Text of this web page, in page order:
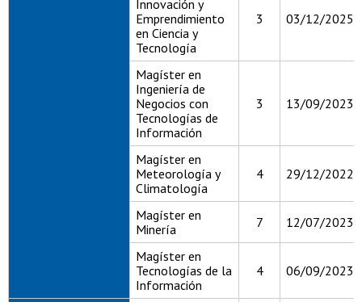
Innovación y
Emprendimiento
en Ciencia y
Tecnología
3 03/12/2025
Magíster en
Ingeniería de
Negocios con
Tecnologías de
Información
3 13/09/2023
Magíster en
Meteorología y
Climatología
4 29/12/2022
Magíster en
Minería
7 12/07/2023
Magíster en
Tecnologías de la
Información
4 06/09/2023